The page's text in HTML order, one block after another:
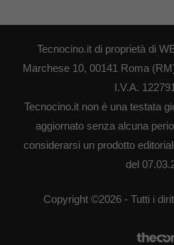
Tecnocino.it di proprietà di
Marchese 10, 00141 Roma
I.V.A.
Tecnocino.it non è una testata
aggiornato senza alcuna
considerarsi un prodotto
del
Copyright ©2026 - Tutti i